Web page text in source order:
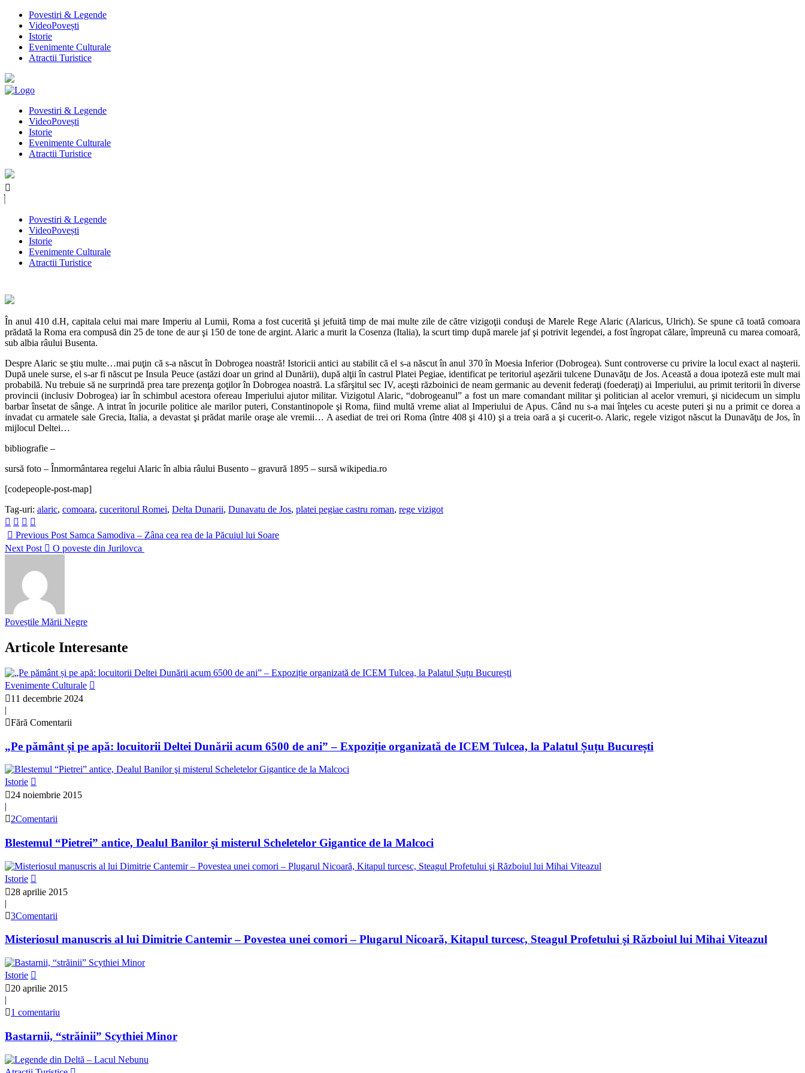
Povestiri & Legende
VideoPovești
Istorie
Evenimente Culturale
Atractii Turistice
Povestiri & Legende
VideoPovești
Istorie
Evenimente Culturale
Atractii Turistice
Povestiri & Legende
VideoPovești
Istorie
Evenimente Culturale
Atractii Turistice
În anul 410 d.H, capitala celui mai mare Imperiu al Lumii, Roma a fost cucerită şi jefuită timp de mai multe zile de către vizigoţii conduşi de Marele Rege Alaric (Alaricus, Ulrich). Se spune că toată comoara
prădată la Roma era compusă din 25 de tone de aur şi 150 de tone de argint. Alaric a murit la Cosenza (Italia), la scurt timp după marele jaf şi potrivit legendei, a fost îngropat călare, împreună cu marea comoară,
sub albia râului Busenta.
Despre Alaric se ştiu multe…mai puţin că s-a născut în Dobrogea noastră! Istoricii antici au stabilit că el s-a născut în anul 370 în Moesia Inferior (Dobrogea). Sunt controverse cu privire la locul exact al naşterii.
După unele surse, el s-ar fi născut pe Insula Peuce (astăzi doar un grind al Dunării), după alţii în castrul Platei Pegiae, identificat pe teritoriul aşezării tulcene Dunavăţu de Jos. Această a doua ipoteză este mult mai
probabilă. Nu trebuie să ne surprindă prea tare prezenţa goţilor în Dobrogea noastră. La sfârşitul sec IV, aceşti războinici de neam germanic au devenit federaţi (foederaţi) ai Imperiului, au primit teritorii în diverse
provincii (inclusiv Dobrogea) iar în schimbul acestora ofereau Imperiului ajutor militar. Vizigotul Alaric, “dobrogeanul” a fost un mare comandant militar şi politician al acelor vremuri, şi nicidecum un simplu
barbar însetat de sânge. A intrat în jocurile politice ale marilor puteri, Constantinopole şi Roma, fiind multă vreme aliat al Imperiului de Apus. Când nu s-a mai înţeles cu aceste puteri şi nu a primit ce dorea a
invadat cu armatele sale Grecia, Italia, a devastat şi prădat marile oraşe ale vremii… A asediat de trei ori Roma (între 408 şi 410) şi a treia oară a şi cucerit-o. Alaric, regele vizigot născut la Dunavăţu de Jos, în
mijlocul Deltei…
bibliografie –
sursă foto – Înmormântarea regelui Alaric în albia râului Busento – gravură 1895 – sursă wikipedia.ro
[codepeople-post-map]
Tag-uri: alaric, comoara, cuceritorul Romei, Delta Dunarii, Dunavatu de Jos, platei pegiae castru roman, rege vizigot
Previous Post Samca Samodiva – Zâna cea rea de la Păcuiul lui Soare
Next Post
O poveste din Jurilovca
Poveștile Mării Negre
Articole Interesante
Evenimente Culturale
11 decembrie 2024
|
Fără Comentarii
„Pe pământ și pe apă: locuitorii Deltei Dunării acum 6500 de ani” – Expoziție organizată de ICEM Tulcea, la Palatul Șuțu București
Istorie
24 noiembrie 2015
|
2Comentarii
Blestemul “Pietrei” antice, Dealul Banilor şi misterul Scheletelor Gigantice de la Malcoci
Istorie
28 aprilie 2015
|
3Comentarii
Misteriosul manuscris al lui Dimitrie Cantemir – Povestea unei comori – Plugarul Nicoară, Kitapul turcesc, Steagul Profetului şi Războiul lui Mihai Viteazul
Istorie
20 aprilie 2015
|
1 comentariu
Bastarnii, “străinii” Scythiei Minor